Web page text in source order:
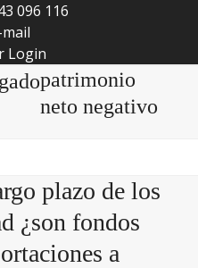
096 116
mail
Login
patrimonio
neto negativo
plazo de los
¿son fondos
a